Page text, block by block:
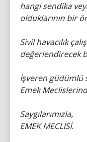
hangi sendika
olduklarının bir
Sivil havacılık
değerlendirecek
İşveren güdümlü
Emek
Saygılarımızla,
EMEK MECLİSİ.